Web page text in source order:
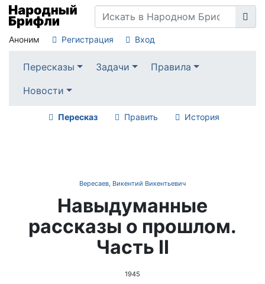
Аноним Регистрация Вход
Пересказы Задачи
Правила
Новости
Пересказ Править История
Вересаев, Викентий Викентьевич
Навыдуманные
рассказы о прошлом.
Часть II
1945